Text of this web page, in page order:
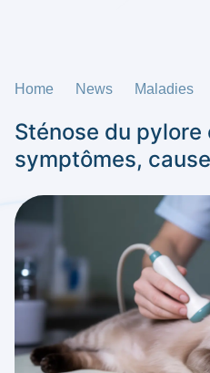
Home News Maladies
Sténose du pylore
symptômes,